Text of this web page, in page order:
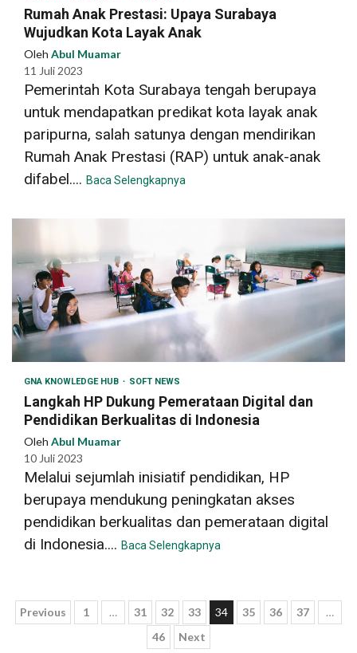
Rumah Anak Prestasi: Upaya Surabaya
Wujudkan Kota Layak Anak
Oleh Abul Muamar
11 Juli 2023
Pemerintah Kota Surabaya tengah berupaya
untuk mendapatkan predikat kota layak anak
paripurna, salah satunya dengan mendirikan
Rumah Anak Prestasi (RAP) untuk anak-anak
difabel.... Baca Selengkapnya
GNA KNOWLEDGE HUB SOFT NEWS
Langkah HP Dukung Pemerataan Digital dan
Pendidikan Berkualitas di Indonesia
Oleh Abul Muamar
10 Juli 2023
Melalui sejumlah inisiatif pendidikan, HP
berupaya mendukung peningkatan akses
pendidikan berkualitas dan pemerataan digital
di Indonesia.... Baca Selengkapnya
Paginasi
Previous 1 … 31 32 33 34 35 36 37
…
46
Next